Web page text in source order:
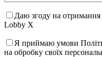
Даю згоду на отримання
Lobby X
Я приймаю умови
на обробку своїх